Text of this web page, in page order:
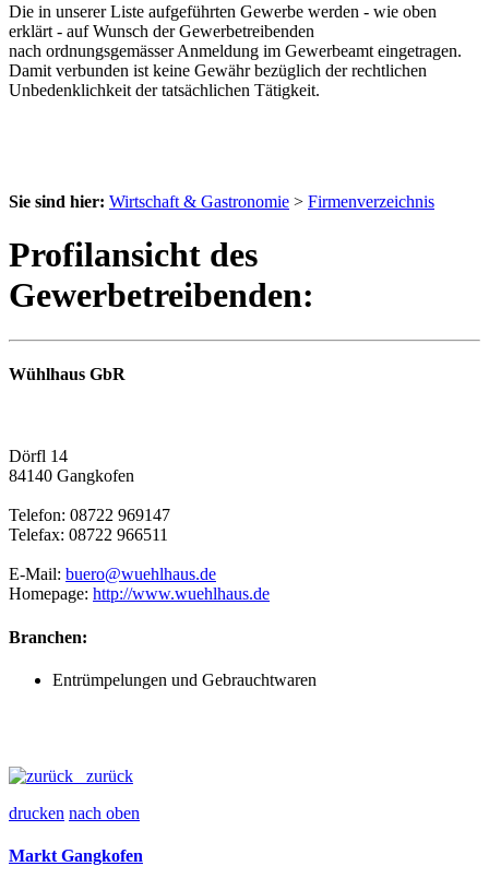
Die in unserer Liste aufgeführten Gewerbe werden - wie oben
erklärt - auf Wunsch der Gewerbetreibenden
nach ordnungsgemässer Anmeldung im Gewerbeamt eingetragen.
Damit verbunden ist keine Gewähr bezüglich der rechtlichen
Unbedenklichkeit der tatsächlichen Tätigkeit.
Sie sind hier: Wirtschaft & Gastronomie > Firmenverzeichnis
Profilansicht des
Gewerbetreibenden:
Wühlhaus GbR
Dörfl 14
84140 Gangkofen
Telefon: 08722 969147
Telefax: 08722 966511
E-Mail: buero@wuehlhaus.de
Homepage: http://www.wuehlhaus.de
Branchen:
Entrümpelungen und Gebrauchtwaren
zurück
drucken nach oben
Markt Gangkofen